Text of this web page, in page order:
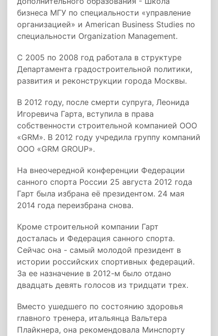
бизнеса МГУ по специальности «управление
организацией» и American Business Studies по
специальности Organization Management.
С 2005 по 2008 год работала в структуре
Департамента градостроительной политики,
развития и реконструкции города Москвы.
В 2012 году, после смерти супруга, Леонида
Игоревича Гарта, вступила в права
собственности строительной компанией ООО
«GRM». В 2012 году учредила группу компаний
ООО «GRM GROUP».
На внеочередной конференции Федерации
санного спорта России 25 августа 2012 года
Гарт была избрана её президентом. 24 мая
2014 года переизбрана снова.
Кроме строительной компании Гарт
досталась и Федерация санного спорта.
Сейчас она - самый молодой президент в
истории российских спортивных федераций.
За ее назначение в 2012-м было отдано
двадцать девять голосов из тридцати трех.
Вместо ушедшего по состоянию здоровья
главного тренера, итальянца Вальтера
Плайкнера, она рекомендовала Минспорту